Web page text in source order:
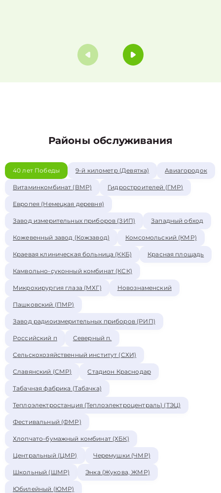
Районы обслуживания
40 лет Победы 9-й километр (Девятка) Авиагородок
Витаминкомбинат (ВМР) Гидростроителей (ГМР)
Европея (Немецкая деревня)
Завод измерительных приборов (ЗИП) Западный обход
Кожевенный завод (Кожзавод) Комсомольский (КМР)
Краевая клиническая больница (ККБ) Красная площадь
Камвольно-суконный комбинат (КСК)
Микрохирургия глаза (МХГ) Новознаменский
Пашковский (ПМР)
Завод радиоизмерительных приборов (РИП)
Российский п Северный п.
Сельскохозяйственный институт (СХИ)
Славянский (СМР) Стадион Краснодар
Табачная фабрика (Табачка)
Теплоэлектростанция (Теплоэлектроцентраль) (ТЭЦ)
Фестивальный (ФМР)
Хлопчато-бумажный комбинат (ХБК)
Центральный (ЦМР) Черемушки (ЧМР)
Школьный (ШМР) Энка (Жукова, ЖМР)
Юбилейный (ЮМР)